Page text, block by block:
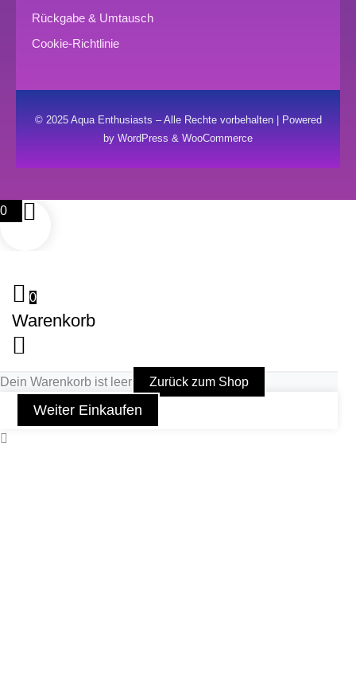
Rückgabe & Umtausch
Cookie-Richtlinie
© 2025 Aqua Enthusiasts – Alle Rechte vorbehalten | Powered
by WordPress & WooCommerce
0
0
Warenkorb
Dein Warenkorb ist leer Zurück zum Shop
Weiter Einkaufen